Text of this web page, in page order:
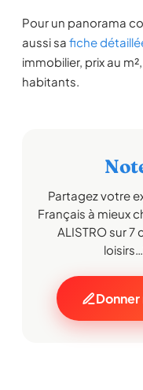
Pour un panorama
aussi sa fiche
immobilier, prix au
habitants.
Partagez votre
Français à mieux
ALISTRO sur
Donner